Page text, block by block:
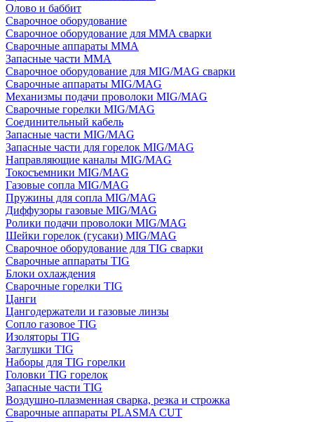
Олово и баббит
Сварочное оборудование
Сварочное оборудование для MMA сварки
Сварочные аппараты MMA
Запасные части MMA
Сварочное оборудование для MIG/MAG сварки
Сварочные аппараты MIG/MAG
Механизмы подачи проволоки MIG/MAG
Сварочные горелки MIG/MAG
Соединительный кабель
Запасные части MIG/MAG
Запасные части для горелок MIG/MAG
Направляющие каналы MIG/MAG
Токосъемники MIG/MAG
Газовые сопла MIG/MAG
Пружины для сопла MIG/MAG
Диффузоры газовые MIG/MAG
Ролики подачи проволоки MIG/MAG
Шейки горелок (гусаки) MIG/MAG
Сварочное оборудование для TIG сварки
Сварочные аппараты TIG
Блоки охлаждения
Сварочные горелки TIG
Цанги
Цангодержатели и газовые линзы
Сопло газовое TIG
Изоляторы TIG
Заглушки TIG
Наборы для TIG горелки
Головки TIG горелок
Запасные части TIG
Воздушно-плазменная сварка, резка и строжка
Сварочные аппараты PLASMA CUT